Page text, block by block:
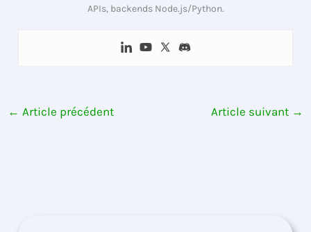
APIs, backends Node.js/Python.
← Article précédent Article suivant →